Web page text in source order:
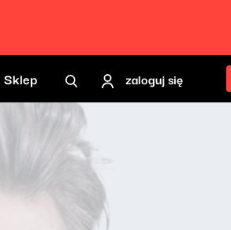
Sklep zaloguj się